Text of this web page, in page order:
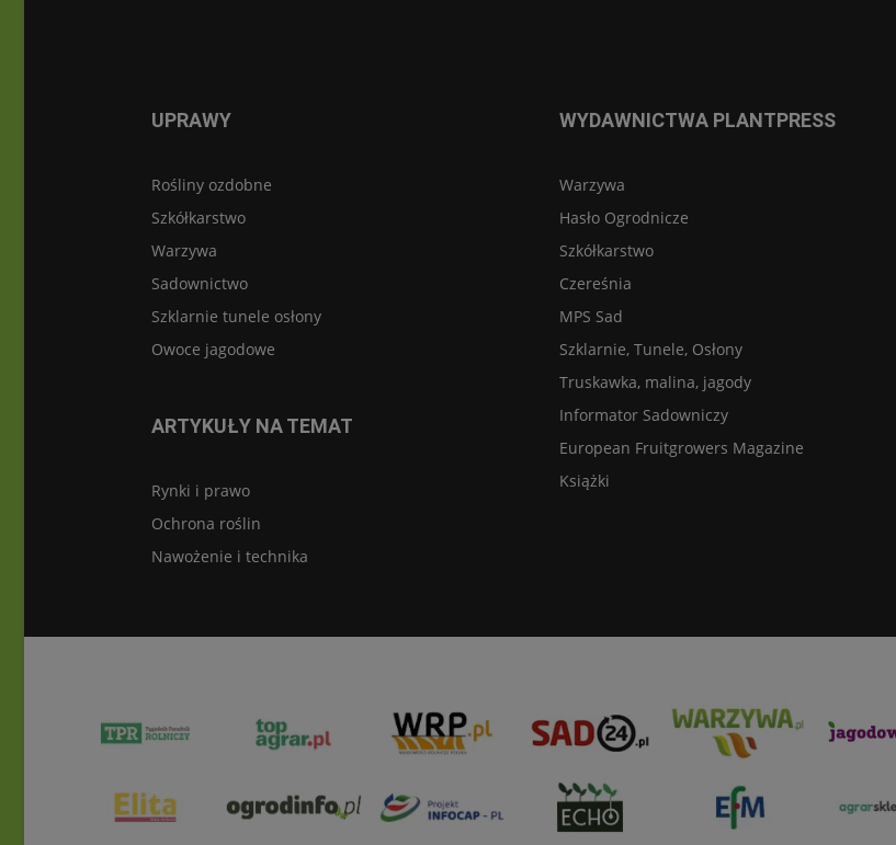
UPRAWY
Rośliny ozdobne
Szkółkarstwo
Warzywa
Sadownictwo
Szklarnie tunele osłony
Owoce jagodowe
ARTYKUŁY NA TEMAT
Rynki i prawo
Ochrona roślin
Nawożenie i technika
WYDAWNICTWA PLANTPRESS
Warzywa
Hasło Ogrodnicze
Szkółkarstwo
Czereśnia
MPS Sad
Szklarnie, Tunele, Osłony
Truskawka, malina, jagody
Informator Sadowniczy
European Fruitgrowers Magazine
Książki